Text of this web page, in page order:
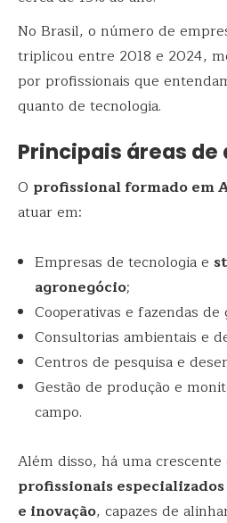
No Brasil, o número de
triplicou entre 2018 e 2024,
por profissionais que
quanto de tecnologia.
Principais áreas de
O profissional formado em
atuar em:
Empresas de tecnologia e
agronegócio;
Cooperativas e fazendas
Consultorias ambientais e
Centros de pesquisa e
Gestão de produção e
campo.
Além disso, há uma
profissionais
e inovação, capazes de